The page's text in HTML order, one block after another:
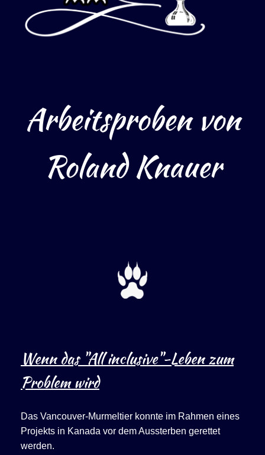
Arbeitsproben von
Roland Knauer
Wenn das "All inclusive"-Leben zum
Problem wird
Das Vancouver-Murmeltier konnte im Rahmen eines
Projekts in Kanada vor dem Aussterben gerettet
werden.